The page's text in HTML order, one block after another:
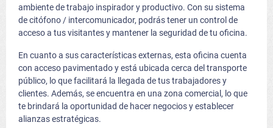
ambiente de trabajo inspirador y productivo. Con su sistema
de citófono / intercomunicador, podrás tener un control de
acceso a tus visitantes y mantener la seguridad de tu oficina.
En cuanto a sus características externas, esta oficina cuenta
con acceso pavimentado y está ubicada cerca del transporte
público, lo que facilitará la llegada de tus trabajadores y
clientes. Además, se encuentra en una zona comercial, lo que
te brindará la oportunidad de hacer negocios y establecer
alianzas estratégicas.